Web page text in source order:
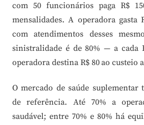
com 50 funcionários paga R$
mensalidades. A operadora gasta
com atendimentos desses
sinistralidade é de 80% — a cada
operadora destina R$ 80 ao custeio
O mercado de saúde suplementar
de referência. Até 70% a
saudável; entre 70% e 80% há